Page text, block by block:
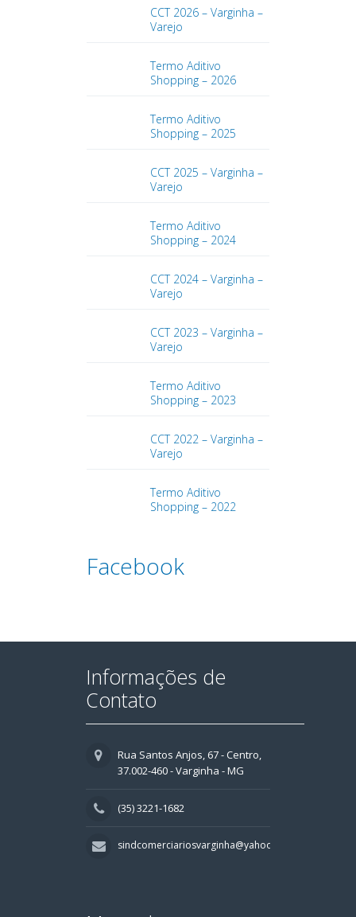
CCT 2026 – Varginha –
Varejo
Termo Aditivo
Shopping – 2026
Termo Aditivo
Shopping – 2025
CCT 2025 – Varginha –
Varejo
Termo Aditivo
Shopping – 2024
CCT 2024 – Varginha –
Varejo
CCT 2023 – Varginha –
Varejo
Termo Aditivo
Shopping – 2023
CCT 2022 – Varginha –
Varejo
Termo Aditivo
Shopping – 2022
Facebook
Informações de
Contato
Rua Santos Anjos, 67 - Centro,
37.002-460 - Varginha - MG
(35) 3221-1682
sindcomerciariosvarginha@yahoo.com.br